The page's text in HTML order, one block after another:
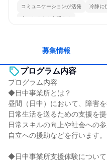
コミュニケーションが活発 冷静に
人とたくさん会話する
募集情報
プログラム内容
プログラム内容
◆日中事業所とは？
昼間（日中）において、障害
日常生活を送るための支援を提
日常スキルの向上や社会への参
自立への援助などを行います。
◆日中事業所支援体験について